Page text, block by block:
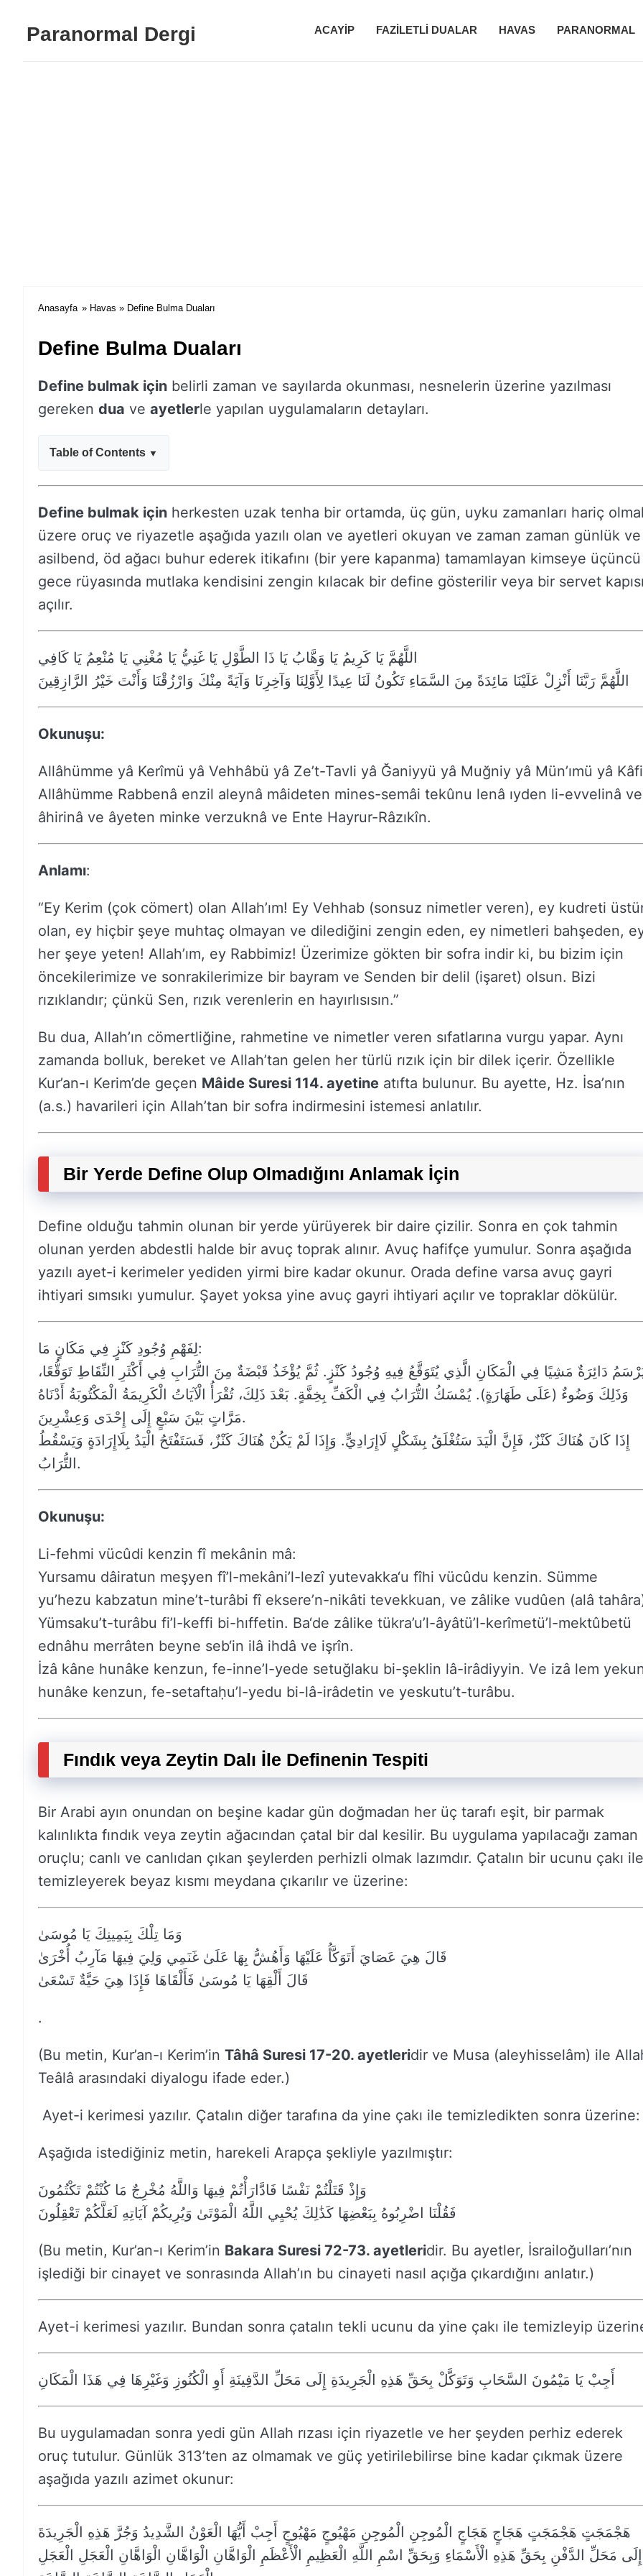
Paranormal Dergi ACAYIP FAZILETLI DUALAR HAVAS PARANORMAL
Anasayfa » Havas » Define Bulma Duaları
Define Bulma Duaları
Define bulmak için belirli zaman ve sayılarda okunması, nesnelerin üzerine yazılması
gereken dua ve ayetlerle yapılan uygulamaların detayları.
Table of Contents
Define bulmak için herkesten uzak tenha bir ortamda, üç gün, uyku zamanları hariç
üzere oruç ve riyazetle aşağıda yazılı olan ve ayetleri okuyan ve zaman zaman günlük ve
asilbend, öd ağacı buhur ederek itikafını (bir yere kapanma) tamamlayan kimseye üçüncü
gece rüyasında mutlaka kendisini zengin kılacak bir define gösterilir veya bir servet
açılır.
اللَّهُمَّ يَا كَرِيمُ يَا وَهَّابُ يَا ذَا الطَّوْلِ يَا غَنِيُّ يَا مُغْنِي يَا مُنْعِمُ يَا كَافِي
اللَّهُمَّ رَبَّنَا أَنْزِلْ عَلَيْنَا مَائِدَةً مِنَ السَّمَاءِ تَكُونُ لَنَا عِيدًا لِأَوَّلِنَا وَآخِرِنَا وَآيَةً مِنْكَ وَارْزُقْنَا وَأَنْتَ خَيْرُ الرَّازِقِينَ
Okunuşu:
Allâhümme yâ Kerîmü yâ Vehhâbü yâ Ze’t-Tavli yâ Ğaniyyü yâ Muğniy yâ Mün’ımü yâ
Allâhümme Rabbenâ enzil aleynâ mâideten mines-semâi tekûnu lenâ ıyden li-evvelinâ ve
âhirinâ ve âyeten minke verzuknâ ve Ente Hayrur-Râzıkîn.
Anlamı:
“Ey Kerim (çok cömert) olan Allah’ım! Ey Vehhab (sonsuz nimetler veren), ey kudreti
olan, ey hiçbir şeye muhtaç olmayan ve dilediğini zengin eden, ey nimetleri bahşeden,
her şeye yeten! Allah’ım, ey Rabbimiz! Üzerimize gökten bir sofra indir ki, bu bizim için
öncekilerimize ve sonrakilerimize bir bayram ve Senden bir delil (işaret) olsun. Bizi
rızıklandır; çünkü Sen, rızık verenlerin en hayırlısısın.”
Bu dua, Allah’ın cömertliğine, rahmetine ve nimetler veren sıfatlarına vurgu yapar. Aynı
zamanda bolluk, bereket ve Allah’tan gelen her türlü rızık için bir dilek içerir. Özellikle
Kur’an-ı Kerim’de geçen Mâide Suresi 114. ayetine atıfta bulunur. Bu ayette, Hz. İsa’nın
(a.s.) havarileri için Allah’tan bir sofra indirmesini istemesi anlatılır.
Bir Yerde Define Olup Olmadığını Anlamak İçin
Define olduğu tahmin olunan bir yerde yürüyerek bir daire çizilir. Sonra en çok tahmin
olunan yerden abdestli halde bir avuç toprak alınır. Avuç hafifçe yumulur. Sonra aşağıda
yazılı ayet-i kerimeler yediden yirmi bire kadar okunur. Orada define varsa avuç gayri
ihtiyari sımsıkı yumulur. Şayet yoksa yine avuç gayri ihtiyari açılır ve topraklar dökülür.
لِفَهْمِ وُجُودِ كَنْزٍ فِي مَكَانٍ مَا:
دَائِرَةٌ مَشِيًا فِي الْمَكَانِ الَّذِي يُتَوَقَّعُ فِيهِ وُجُودُ كَنْزٍ. ثُمَّ يُؤْخَذُ قَبْضَةٌ مِنَ التُّرَابِ فِي أَكْثَرِ النِّقَاطِ تَوَقُّعًا،
وَذَلِكَ وَضُوءٌ (عَلَى طَهَارَةٍ). يُمْسَكُ التُّرَابُ فِي الْكَفِّ بِخِفَّةٍ. بَعْدَ ذَلِكَ، تُقْرَأُ الْآيَاتُ الْكَرِيمَةُ الْمَكْتُوبَةُ أَدْنَاهُ
مَرَّاتٍ بَيْنَ سَبْعٍ إِلَى إِحْدَى وَعِشْرِينَ.
إِذَا كَانَ هُنَاكَ كَنْزٌ، فَإِنَّ الْيَدَ سَتُغْلَقُ بِشَكْلٍ لَاإِرَادِيٍّ. وَإِذَا لَمْ يَكُنْ هُنَاكَ كَنْزٌ، فَسَتَفْتَحُ الْيَدُ بِلَاإِرَادَةٍ وَيَسْقُطُ
التُّرَابُ.
Okunuşu:
Li-fehmi vücûdi kenzin fî mekânin mâ:
Yursamu dâiratun meşyen fî’l-mekâni’l-lezî yutevakka‘u fîhi vücûdu kenzin. Sümme
yu’hezu kabzatun mine’t-turâbi fî eksere’n-nikâti tevekkuan, ve zâlike vudûen (alâ
Yümsaku’t-turâbu fi’l-keffi bi-hıffetin. Ba‘de zâlike tükra’u’l-âyâtü’l-kerîmetü’l-mektûbetü
ednâhu merrâten beyne seb‘in ilâ ihdâ ve işrîn.
İzâ kâne hunâke kenzun, fe-inne’l-yede setuğlaku bi-şeklin lâ-irâdiyyin. Ve izâ lem
hunâke kenzun, fe-setaftaḥu’l-yedu bi-lâ-irâdetin ve yeskutu’t-turâbu.
Fındık veya Zeytin Dalı İle Definenin Tespiti
Bir Arabi ayın onundan on beşine kadar gün doğmadan her üç tarafı eşit, bir parmak
kalınlıkta fındık veya zeytin ağacından çatal bir dal kesilir. Bu uygulama yapılacağı zaman
oruçlu; canlı ve canlıdan çıkan şeylerden perhizli olmak lazımdır. Çatalın bir ucunu çakı ile
temizleyerek beyaz kısmı meydana çıkarılır ve üzerine:
وَمَا تِلْكَ بِيَمِينِكَ يَا مُوسَىٰ
قَالَ هِيَ عَصَايَ أَتَوَكَّأُ عَلَيْهَا وَأَهُشُّ بِهَا عَلَىٰ غَنَمِي وَلِيَ فِيهَا مَآرِبُ أُخْرَىٰ
قَالَ أَلْقِهَا يَا مُوسَىٰ فَأَلْقَاهَا فَإِذَا هِيَ حَيَّةٌ تَسْعَىٰ
.
(Bu metin, Kur’an-ı Kerim’in Tâhâ Suresi 17-20. ayetleridir ve Musa (aleyhisselâm) ile
Teâlâ arasındaki diyalogu ifade eder.)
Ayet-i kerimesi yazılır. Çatalın diğer tarafına da yine çakı ile temizledikten sonra üzerine:
Aşağıda istediğiniz metin, harekeli Arapça şekliyle yazılmıştır:
وَإِذْ قَتَلْتُمْ نَفْسًا فَادَّارَأْتُمْ فِيهَا وَاللَّهُ مُخْرِجٌ مَا كُنْتُمْ تَكْتُمُونَ
فَقُلْنَا اضْرِبُوهُ بِبَعْضِهَا كَذَٰلِكَ يُحْيِي اللَّهُ الْمَوْتَىٰ وَيُرِيكُمْ آيَاتِهِ لَعَلَّكُمْ تَعْقِلُونَ
(Bu metin, Kur’an-ı Kerim’in Bakara Suresi 72-73. ayetleridir. Bu ayetler, İsrailoğulları’nın
işlediği bir cinayet ve sonrasında Allah’ın bu cinayeti nasıl açığa çıkardığını anlatır.)
Ayet-i kerimesi yazılır. Bundan sonra çatalın tekli ucunu da yine çakı ile temizleyip
أَجِبْ يَا مَيْمُونَ السَّحَابِ وَتَوَكَّلْ بِحَقِّ هَذِهِ الْجَرِيدَةِ إِلَى مَحَلِّ الدَّفِينَةِ أَوِ الْكُنُوزِ وَغَيْرِهَا فِي هَذَا الْمَكَانِ
Bu uygulamadan sonra yedi gün Allah rızası için riyazetle ve her şeyden perhiz ederek
oruç tutulur. Günlük 313’ten az olmamak ve güç yetirilebilirse bine kadar çıkmak üzere
aşağıda yazılı azimet okunur:
هَجْمَجَتٍ هَجْمَجَتٍ هَجَاجٍ هَجَاجٍ الْمُوجِنِ الْمُوجِنِ مَهْيُوجٍ مَهْيُوجٍ أَجِبْ أَيُّهَا الْعَوْنُ الشَّدِيدُ وَجُرَّ هَذِهِ الْجَرِيدَةَ
إِلَى مَحَلِّ الدَّفْنِ بِحَقِّ هَذِهِ الْأَسْمَاءِ وَبِحَقِّ اسْمِ اللَّهِ الْعَظِيمِ الْأَعْظَمِ الْوَاهَّانِ الْوَاهَّانِ الْوَاهَّانِ الْعَجَلِ الْعَجَلِ